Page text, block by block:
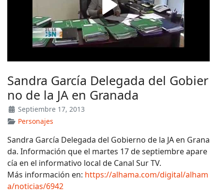
Sandra García Delegada del Gobier
no de la JA en Granada
Septiembre 17, 2013
Personajes
Sandra García Delegada del Gobierno de la JA en Grana
da. Información que el martes 17 de septiembre apare
cía en el informativo local de Canal Sur TV.
Más información en: https://alhama.com/digital/alham
a/noticias/6942